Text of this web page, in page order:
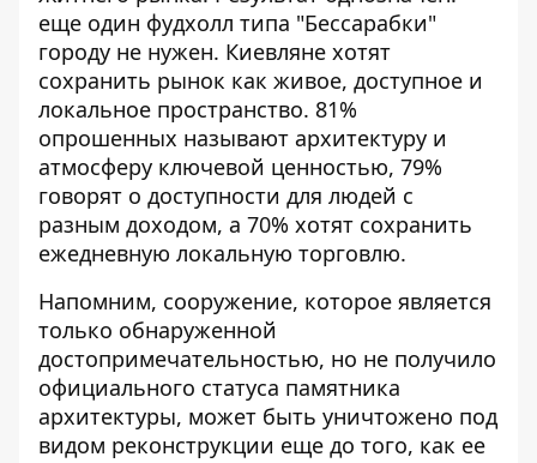
еще один фудхолл типа "Бессарабки"
городу не нужен. Киевляне хотят
сохранить рынок как живое, доступное и
локальное пространство. 81%
опрошенных называют архитектуру и
атмосферу ключевой ценностью, 79%
говорят о доступности для людей с
разным доходом, а 70% хотят сохранить
ежедневную локальную торговлю.
Напомним, сооружение, которое является
только обнаруженной
достопримечательностью, но не получило
официального статуса памятника
архитектуры, может быть уничтожено под
видом реконструкции еще до того, как ее